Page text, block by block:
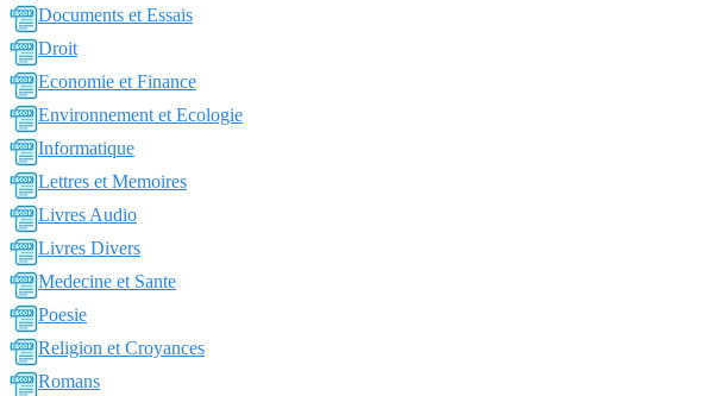
Documents et Essais
Droit
Economie et Finance
Environnement et Ecologie
Informatique
Lettres et Memoires
Livres Audio
Livres Divers
Medecine et Sante
Poesie
Religion et Croyances
Romans